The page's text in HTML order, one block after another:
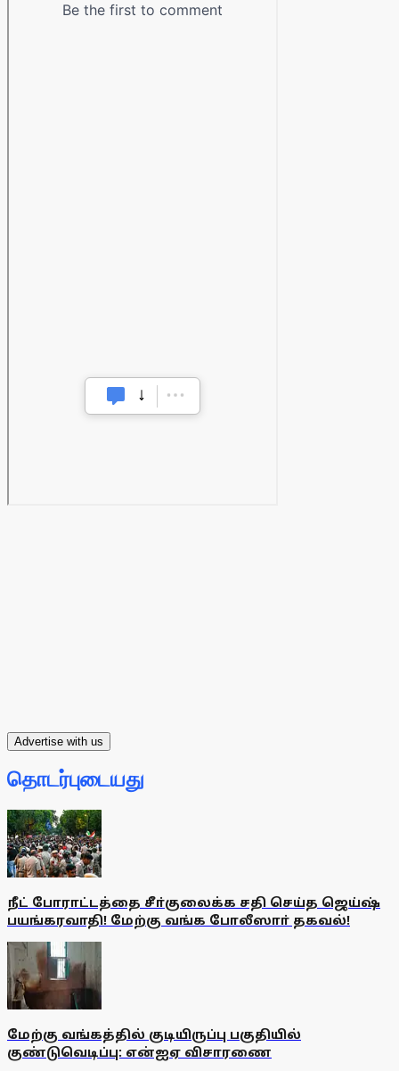
Advertise with us
தொடர்புடையது
நீட் போராட்டத்தை சீா்குலைக்க சதி செய்த ஜெய்ஷ்
பயங்கரவாதி! மேற்கு வங்க போலீஸாா் தகவல்!
மேற்கு வங்கத்தில் குடியிருப்பு பகுதியில்
குண்டுவெடிப்பு: என்ஐஏ விசாரணை